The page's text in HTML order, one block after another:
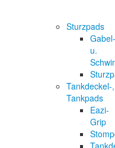
Sturzpads
Gabel-
u.
Tankdeckel-,
Tankpads
Eazi-
Grip